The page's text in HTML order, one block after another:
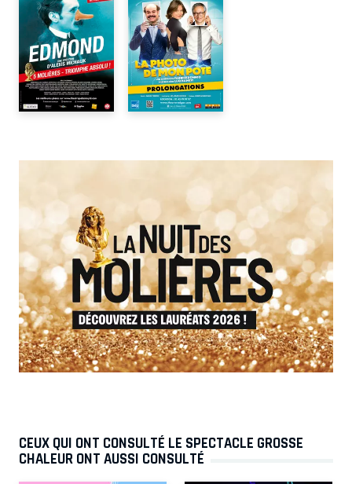
CEUX QUI ONT CONSULTÉ LE SPECTACLE GROSSE
CHALEUR ONT AUSSI CONSULTÉ